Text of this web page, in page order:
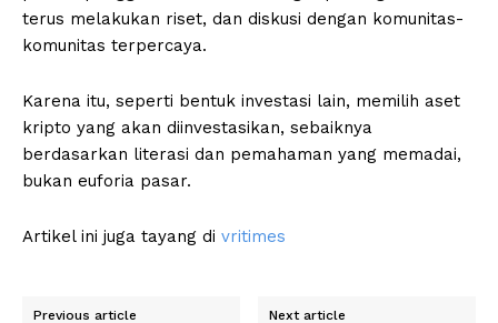
terus melakukan riset, dan diskusi dengan komunitas-
komunitas terpercaya.
Karena itu, seperti bentuk investasi lain, memilih aset
kripto yang akan diinvestasikan, sebaiknya
berdasarkan literasi dan pemahaman yang memadai,
bukan euforia pasar.
Artikel ini juga tayang di vritimes
Previous article Next article